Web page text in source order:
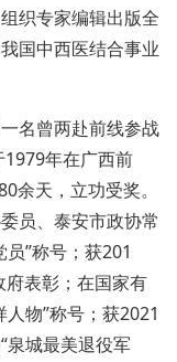
织专家编辑出版全
国中西医结合事业
名曾两赴前线参战
年在广西前
余天，立功受奖。
员、泰安市政协常
”称号；获201
府表彰；在国家有
物”称号；获2021
泉城最美退役军